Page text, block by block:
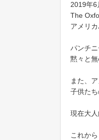
2019年6
The
アメリ
パンチ
黙々と
また、
子供た
現在大
これか